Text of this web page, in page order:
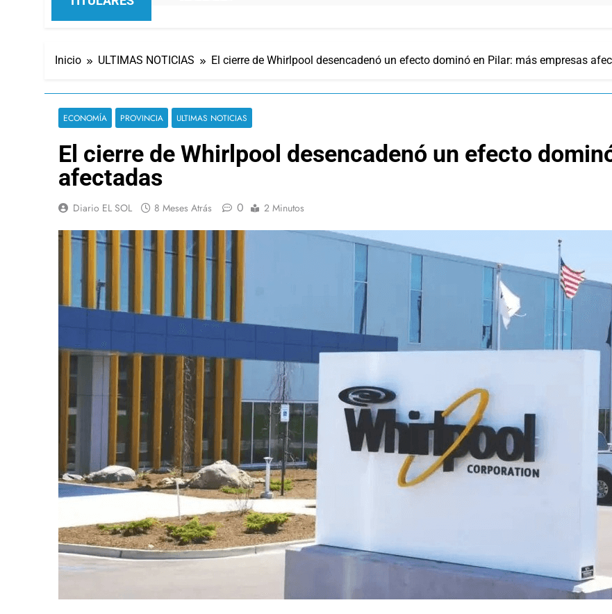
Inicio ULTIMAS NOTICIAS El cierre de Whirlpool desencadenó un efecto dominó en Pilar: más empresas
ECONOMÍA PROVINCIA ULTIMAS NOTICIAS
El cierre de Whirlpool desencadenó un efecto
afectadas
Diario EL SOL 8 Meses Atrás 0 2 Minutos